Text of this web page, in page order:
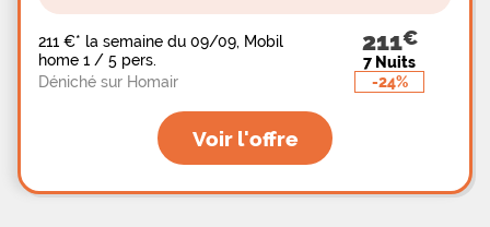
211 €* la semaine du 09/09, Mobil
home 1 / 5 pers.
Déniché sur Homair
211
7 Nuits
-24%
Voir l'offre